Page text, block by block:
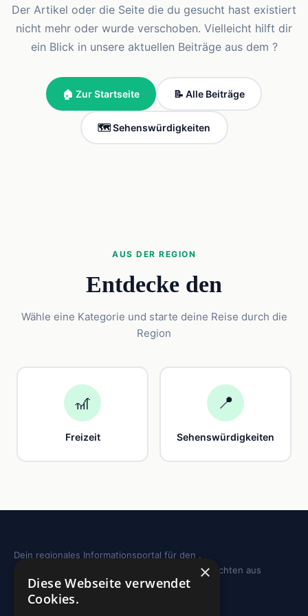
Der Artikel oder die Seite die du gesucht hast existiert
nicht mehr oder wurde verschoben. Vielleicht hilft dir
ein Blick in unsere aktuellen Beiträge aus dem ?
🏠 Zur Startseite 📝 Alle Beiträge
🗺️ Sehenswürdigkeiten
AUS DER REGION
Entdecke den
Wähle eine Kategorie und starte deine Reise durch die
Region
🎢
Freizeit
📍
Sehenswürdigkeiten
Dein regionales Informationsportal für den .
Sehenswürdigkeiten, Ausflugstipps und Geschichten aus
deiner Region.
×
Diese Webseite verwendet
Cookies.